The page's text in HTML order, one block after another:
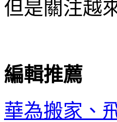
但是關注越
編輯推薦
華為搬家、